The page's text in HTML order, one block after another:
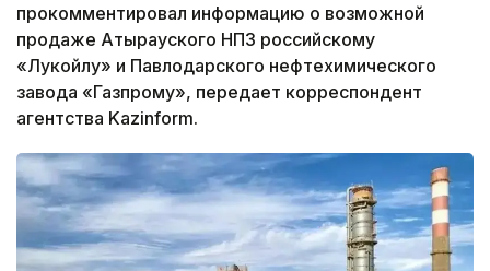
прокомментировал информацию о возможной
продаже Атырауского НПЗ российскому
«Лукойлу» и Павлодарского нефтехимического
завода «Газпрому», передает корреспондент
агентства Kazinform.